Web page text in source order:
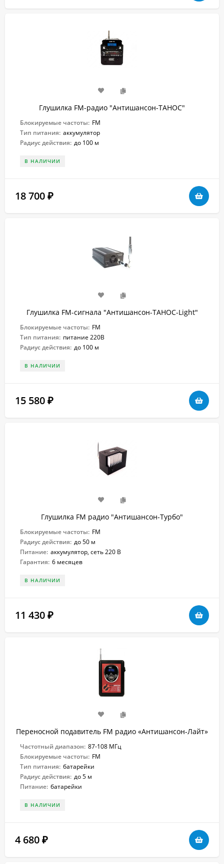
Глушилка FM-радио "Антишансон-ТАНОС"
Блокируемые частоты: FM
Тип питания: аккумулятор
Радиус действия: до 100 м
В НАЛИЧИИ
18 700 ₽
Глушилка FM-сигнала "Антишансон-ТАНОС-Light"
Блокируемые частоты: FM
Тип питания: питание 220В
Радиус действия: до 100 м
В НАЛИЧИИ
15 580 ₽
Глушилка FM радио "Антишансон-Турбо"
Блокируемые частоты: FM
Радиус действия: до 50 м
Питание: аккумулятор, сеть 220 В
Гарантия: 6 месяцев
В НАЛИЧИИ
11 430 ₽
Переносной подавитель FM радио «Антишансон-Лайт»
Частотный диапазон: 87-108 МГц
Блокируемые частоты: FM
Тип питания: батарейки
Радиус действия: до 5 м
Питание: батарейки
В НАЛИЧИИ
4 680 ₽